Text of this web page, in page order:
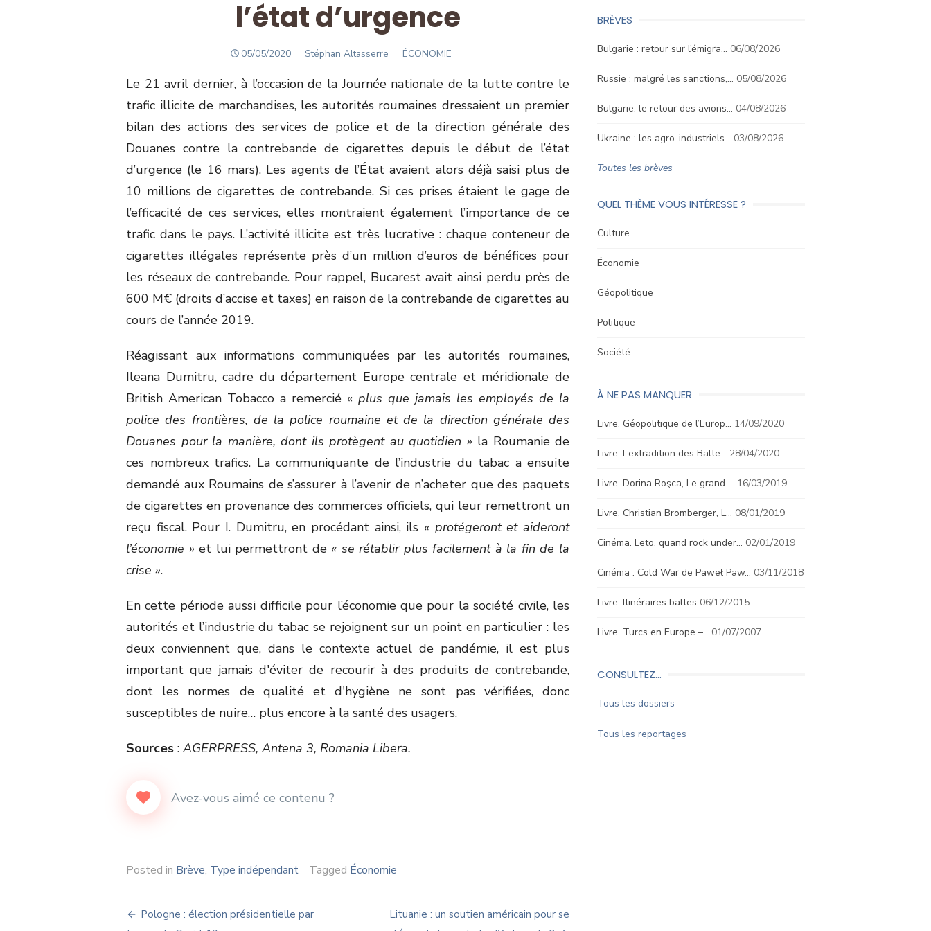
l’état d’urgence
POSTED
05/05/2020 Author
Stéphan Altasserre ÉCONOMIE
Le 21 avril dernier, à l’occasion de la Journée nationale de la lutte contre le
trafic illicite de marchandises, les autorités roumaines dressaient un premier
bilan des actions des services de police et de la direction générale des
Douanes contre la contrebande de cigarettes depuis le début de l’état
d’urgence (le 16 mars). Les agents de l’État avaient alors déjà saisi plus de
10 millions de cigarettes de contrebande. Si ces prises étaient le gage de
l’efficacité de ces services, elles montraient également l’importance de ce
trafic dans le pays. L’activité illicite est très lucrative : chaque conteneur de
cigarettes illégales représente près d’un million d’euros de bénéfices pour
les réseaux de contrebande. Pour rappel, Bucarest avait ainsi perdu près de
600 M€ (droits d’accise et taxes) en raison de la contrebande de cigarettes au
cours de l’année 2019.
Réagissant aux informations communiquées par les autorités roumaines,
Ileana Dumitru, cadre du département Europe centrale et méridionale de
British American Tobacco a remercié « plus que jamais les employés de la
police des frontières, de la police roumaine et de la direction générale des
Douanes pour la manière, dont ils protègent au quotidien » la Roumanie de
ces nombreux trafics. La communiquante de l’industrie du tabac a ensuite
demandé aux Roumains de s’assurer à l’avenir de n’acheter que des paquets
de cigarettes en provenance des commerces officiels, qui leur remettront un
reçu fiscal. Pour I. Dumitru, en procédant ainsi, ils « protégeront et aideront
l’économie » et lui permettront de « se rétablir plus facilement à la fin de la
crise ».
En cette période aussi difficile pour l’économie que pour la société civile, les
autorités et l’industrie du tabac se rejoignent sur un point en particulier : les
deux conviennent que, dans le contexte actuel de pandémie, il est plus
important que jamais d'éviter de recourir à des produits de contrebande,
dont les normes de qualité et d'hygiène ne sont pas vérifiées, donc
susceptibles de nuire… plus encore à la santé des usagers.
Sources : AGERPRESS, Antena 3, Romania Libera.
Posted in Brève, Type indépendant Tagged Économie
Navigation
Pologne : élection présidentielle par
Lituanie : un soutien américain pour se
BRÈVES
Bulgarie : retour sur l’émigra… 06/08/2026
Russie : malgré les sanctions,… 05/08/2026
Bulgarie: le retour des avions… 04/08/2026
Ukraine : les agro-industriels… 03/08/2026
Toutes les brèves
QUEL THÈME VOUS INTÉRESSE ?
Culture
Économie
Géopolitique
Politique
Société
À NE PAS MANQUER
Livre. Géopolitique de l’Europ… 14/09/2020
Livre. L’extradition des Balte… 28/04/2020
Livre. Dorina Roşca, Le grand … 16/03/2019
Livre. Christian Bromberger, L… 08/01/2019
Cinéma. Leto, quand rock under… 02/01/2019
Cinéma : Cold War de Paweł Paw… 03/11/2018
Livre. Itinéraires baltes 06/12/2015
Livre. Turcs en Europe –… 01/07/2007
CONSULTEZ…
Tous les dossiers
Tous les reportages